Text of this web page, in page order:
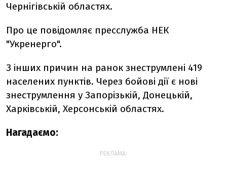
Чернігівській областях.
Про це повідомляє пресслужба НЕК
"Укренерго".
З інших причин на ранок знеструмлені 419
населених пунктів. Через бойові дії є нові
знеструмлення у Запорізькій, Донецькій,
Харківській, Херсонській областях.
Нагадаємо:
РЕКЛАМА: